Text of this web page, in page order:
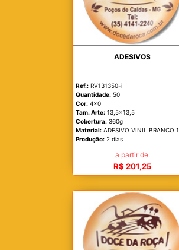
ADESIVOS
Ref.:RV131350-i
Quantidade: 50
Cor: 4x0
Tam. Arte:13,5x13,5
Cobertura:360g
Material:ADESIVO VINIL BRANCO
Produção:2 dias
a partir de:
R$ 201,25